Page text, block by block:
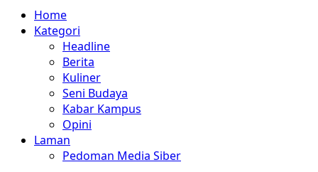
Home
Kategori
Headline
Berita
Kuliner
Seni Budaya
Kabar Kampus
Opini
Laman
Pedoman Media Siber